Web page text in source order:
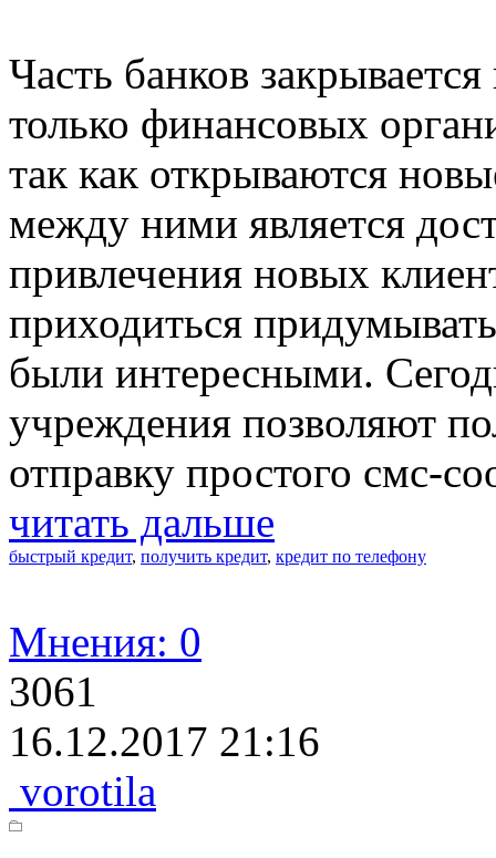
Часть банков
только финансовых
так как открываются
между ними является
привлечения новых
приходиться
были интересными.
учреждения позволяют
отправку простого смс-
читать дальше
быстрый кредит, получить кредит, кредит по телефону
Мнения: 0
3061
16.12.2017 21:16
vorotila